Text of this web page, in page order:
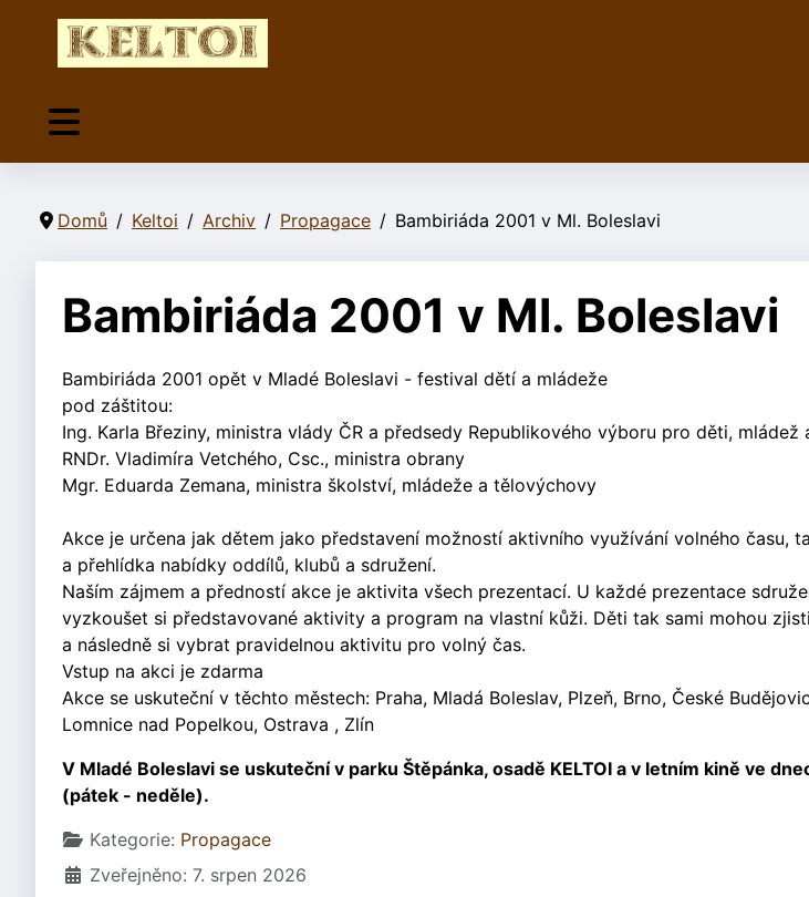
Domů Keltoi Archiv Propagace Bambiriáda 2001 v Ml. Boleslavi
Bambiriáda 2001 v Ml. Boleslavi
Bambiriáda 2001 opět v Mladé Boleslavi - festival dětí a mládeže
pod záštitou:
Ing. Karla Březiny, ministra vlády ČR a předsedy Republikového výboru pro děti, mládež
RNDr. Vladimíra Vetchého, Csc., ministra obrany
Mgr. Eduarda Zemana, ministra školství, mládeže a tělovýchovy
Akce je určena jak dětem jako představení možností aktivního využívání volného času,
a přehlídka nabídky oddílů, klubů a sdružení.
Naším zájmem a předností akce je aktivita všech prezentací. U každé prezentace
vyzkoušet si představované aktivity a program na vlastní kůži. Děti tak sami mohou
a následně si vybrat pravidelnou aktivitu pro volný čas.
Vstup na akci je zdarma
Akce se uskuteční v těchto městech: Praha, Mladá Boleslav, Plzeň, Brno, České
Lomnice nad Popelkou, Ostrava , Zlín
V Mladé Boleslavi se uskuteční v parku Štěpánka, osadě KELTOI a v letním kině ve
(pátek - neděle).
Základní údaje
Kategorie: Propagace
Zveřejněno: 7. srpen 2026